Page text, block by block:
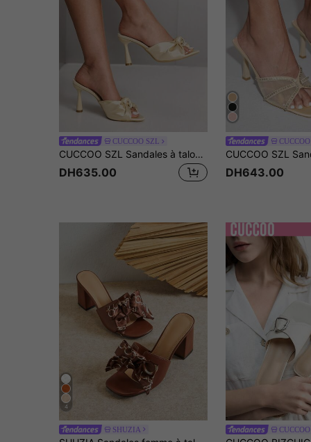
CUCCOO SZL
CUCCOO SZL Sandales à talons hauts élégantes et polyvalentes avec design torsadé pour femmes
DH635.00
CUCCOO
DH643.00
4
SHUZIA